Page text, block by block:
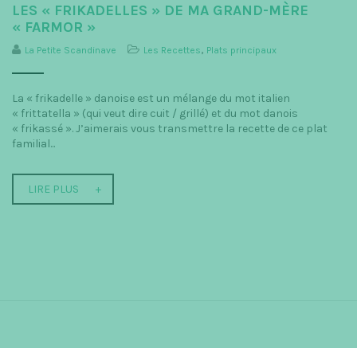
LES « FRIKADELLES » DE MA GRAND-MÈRE
« FARMOR »
La Petite Scandinave Les Recettes, Plats principaux
La « frikadelle » danoise est un mélange du mot italien
« frittatella » (qui veut dire cuit / grillé) et du mot danois
« frikassé ». J’aimerais vous transmettre la recette de ce plat
familial...
LIRE PLUS